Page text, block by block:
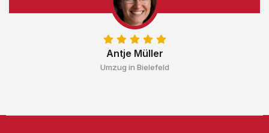
Antje Müller
Umzug in Bielefeld